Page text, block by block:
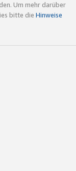
Um mehr darüber
bitte die Hinweise